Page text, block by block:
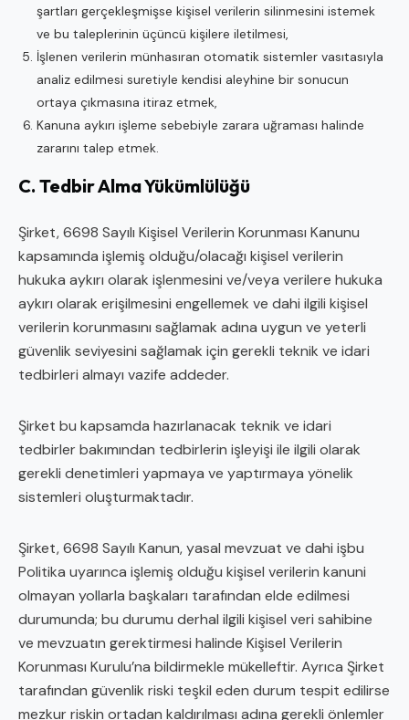
şartları gerçekleşmişse kişisel verilerin silinmesini istemek
ve bu taleplerinin üçüncü kişilere iletilmesi,
İşlenen verilerin münhasıran otomatik sistemler vasıtasıyla
analiz edilmesi suretiyle kendisi aleyhine bir sonucun
ortaya çıkmasına itiraz etmek,
Kanuna aykırı işleme sebebiyle zarara uğraması halinde
zararını talep etmek.
C. Tedbir Alma Yükümlülüğü
Şirket, 6698 Sayılı Kişisel Verilerin Korunması Kanunu
kapsamında işlemiş olduğu/olacağı kişisel verilerin
hukuka aykırı olarak işlenmesini ve/veya verilere hukuka
aykırı olarak erişilmesini engellemek ve dahi ilgili kişisel
verilerin korunmasını sağlamak adına uygun ve yeterli
güvenlik seviyesini sağlamak için gerekli teknik ve idari
tedbirleri almayı vazife addeder.
Şirket bu kapsamda hazırlanacak teknik ve idari
tedbirler bakımından tedbirlerin işleyişi ile ilgili olarak
gerekli denetimleri yapmaya ve yaptırmaya yönelik
sistemleri oluşturmaktadır.
Şirket, 6698 Sayılı Kanun, yasal mevzuat ve dahi işbu
Politika uyarınca işlemiş olduğu kişisel verilerin kanuni
olmayan yollarla başkaları tarafından elde edilmesi
durumunda; bu durumu derhal ilgili kişisel veri sahibine
ve mevzuatın gerektirmesi halinde Kişisel Verilerin
Korunması Kurulu’na bildirmekle mükelleftir. Ayrıca Şirket
tarafından güvenlik riski teşkil eden durum tespit edilirse
mezkur riskin ortadan kaldırılması adına gerekli önlemler